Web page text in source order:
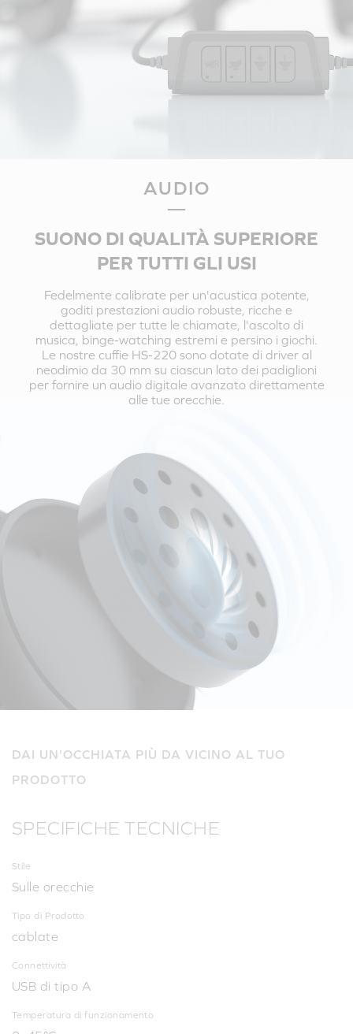
AUDIO
SUONO DI QUALITÀ SUPERIORE
PER TUTTI GLI USI
Fedelmente calibrate per un'acustica potente,
goditi prestazioni audio robuste, ricche e
dettagliate per tutte le chiamate, l'ascolto di
musica, binge-watching estremi e persino i giochi.
Le nostre cuffie HS-220 sono dotate di driver al
neodimio da 30 mm su ciascun lato dei padiglioni
per fornire un audio digitale avanzato direttamente
alle tue orecchie.
DAI UN'OCCHIATA PIÙ DA VICINO AL TUO
PRODOTTO
SPECIFICHE TECNICHE
Stile
Sulle orecchie
Tipo di Prodotto
cablate
Connettività
USB di tipo A
Temperatura di funzionamento